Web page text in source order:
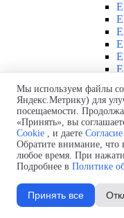
Мы используем файлы
Яндекс.Метрику) для
посещаемости.
«Принять», вы
Cookie , и даете
Обратите внимание, что
любое время. При
Подробнее в Политике
Принять все